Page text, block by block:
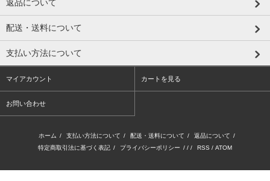
返品について
配送・送料について
支払い方法について
マイアカウント カートを見る
お問い合わせ
ホーム / 支払い方法について / 配送・送料について / 返品について /
特定商取引法に基づく表記 / プライバシーポリシー / / / RSS / ATOM